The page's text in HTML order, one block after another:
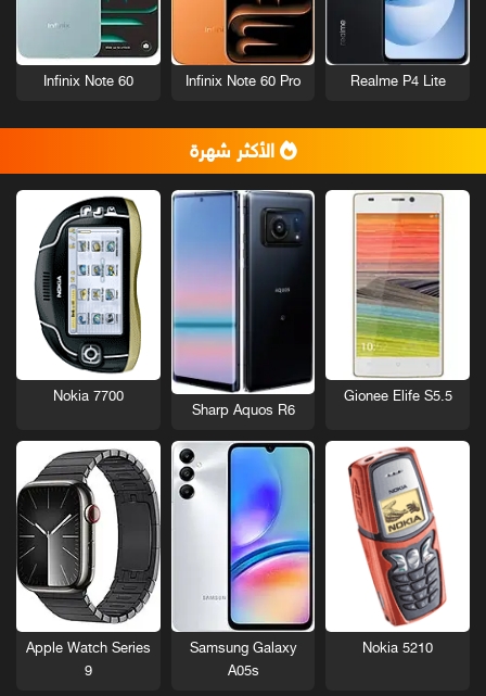
Realme P4 Lite
Infinix Note 60 Pro
Infinix Note 60
الأكثر شهرة
Gionee Elife S5.5
Sharp Aquos R6
Nokia 7700
Nokia 5210
Samsung Galaxy
A05s
Apple Watch Series
9